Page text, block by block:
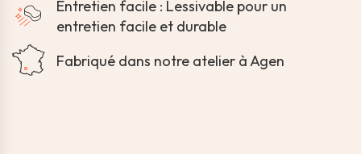
Entretien facile : Lessivable pour un
entretien facile et durable
Fabriqué dans notre atelier à Agen